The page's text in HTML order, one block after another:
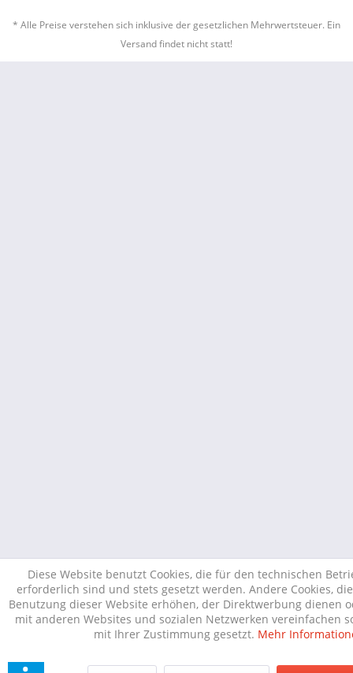
* Alle Preise verstehen sich inklusive der gesetzlichen Mehrwertsteuer. Ein
Versand findet nicht statt!
Diese Website benutzt Cookies, die für den technischen
erforderlich sind und stets gesetzt werden. Andere Cookies,
Benutzung dieser Website erhöhen, der Direktwerbung dienen
mit anderen Websites und sozialen Netzwerken vereinfachen
mit Ihrer Zustimmung gesetzt. Mehr